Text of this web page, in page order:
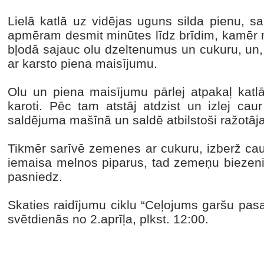
Lielā katlā uz vidējas uguns silda pienu,
apmēram desmit minūtes līdz brīdim,
bļodā sajauc olu dzeltenumus un cukuru,
ar karsto piena maisījumu.
Olu un piena maisījumu pārlej atpakaļ
karoti. Pēc tam atstāj atdzist un izlej
saldējuma mašīnā un saldē atbilstoši
Tikmēr sarīvē zemenes ar cukuru, izberž
iemaisa melnos piparus, tad zemeņu
pasniedz.
Skaties raidījumu ciklu “Ceļojums garšu
svētdienās no 2.aprīļa, plkst. 12:00.